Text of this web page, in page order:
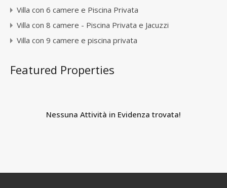
Villa con 6 camere e Piscina Privata
Villa con 8 camere - Piscina Privata e Jacuzzi
Villa con 9 camere e piscina privata
Featured Properties
Nessuna Attività in Evidenza trovata!